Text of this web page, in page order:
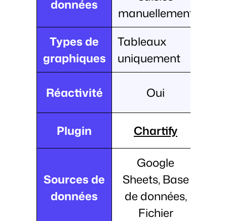
données
manuellement
Types de
graphiques
Tableaux
uniquement
Réactivité Oui
Plugin Chartify
Sources de
données
Google
Sheets, Base
de données,
Fichier